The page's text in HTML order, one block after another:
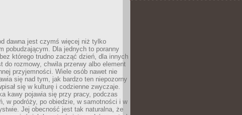
dawna jest czymś więcej niż tylko
pobudzającym. Dla jednych to poranny
bez którego trudno zacząć dzień, dla innych
do rozmowy, chwila przerwy albo element
przyjemności. Wiele osób nawet nie
się nad tym, jak bardzo ten niepozorny
się w kulturę i codzienne zwyczaje.
kawy pojawia się przy pracy, podczas
w podróży, po obiedzie, w samotności i w
Jej obecność jest tak naturalna, że